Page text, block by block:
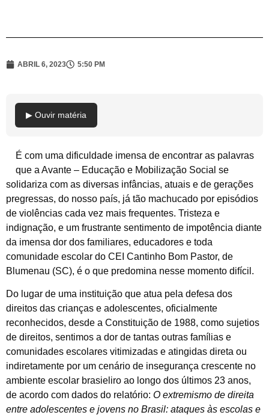
ABRIL 6, 2023 5:50 PM
▶ Ouvir matéria
É com uma dificuldade imensa de encontrar as palavras
que a Avante – Educação e Mobilização Social se
solidariza com as diversas infâncias, atuais e de gerações
pregressas, do nosso país, já tão machucado por episódios
de violências cada vez mais frequentes. Tristeza e
indignação, e um frustrante sentimento de impotência diante
da imensa dor dos familiares, educadores e toda
comunidade escolar do CEI Cantinho Bom Pastor, de
Blumenau (SC), é o que predomina nesse momento difícil.
Do lugar de uma instituição que atua pela defesa dos
direitos das crianças e adolescentes, oficialmente
reconhecidos, desde a Constituição de 1988, como sujetios
de direitos, sentimos a dor de tantas outras famílias e
comunidades escolares vitimizadas e atingidas direta ou
indiretamente por um cenário de insegurança crescente no
ambiente escolar brasieliro ao longo dos últimos 23 anos,
de acordo com dados do relatório: O extremismo de direita
entre adolescentes e jovens no Brasil: ataques às escolas e